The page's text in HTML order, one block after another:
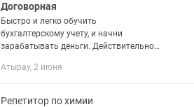
Договорная
Быстро и легко обучить
бухгалтерскому учету, и начни
зарабатывать деньги. Действительно
Атырау, 2 июня
Репетитор по химии